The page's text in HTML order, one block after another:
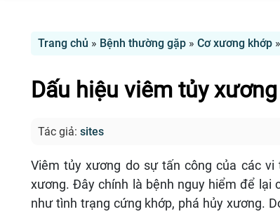
Trang chủ » Bệnh thường gặp » Cơ xương khớp »
Dấu hiệu viêm tủy
Tác giả: sites
Viêm tủy xương do sự tấn công của các
xương. Đây chính là bệnh nguy hiểm để lại
như tình trạng cứng khớp, phá hủy xương.